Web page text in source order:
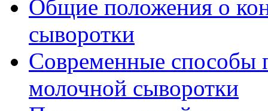
Общие положения о
сыворотки
Современные способы
молочной сыворотки